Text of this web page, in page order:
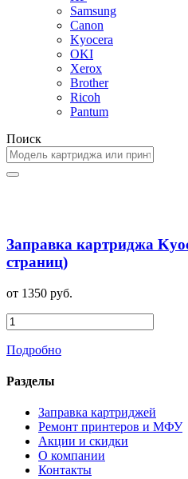
Samsung
Canon
Kyocera
OKI
Xerox
Brother
Ricoh
Pantum
Поиск
Заправка картриджа
страниц)
от 1350 руб.
Подробно
Разделы
Заправка картриджей
Ремонт принтеров и МФУ
Акции и скидки
О компании
Контакты